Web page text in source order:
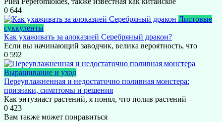
0 644
Листовые
суккуленты
Как ухаживать за алоказией Серебряный дракон?
Если вы начинающий заводчик, велика вероятность, что
0 592
Выращивание и уход
Переувлажненная и недостаточно поливная монстера:
признаки, симптомы и решения
Как энтузиаст растений, я понял, что полив растений —
0 423
Вам также может понравиться